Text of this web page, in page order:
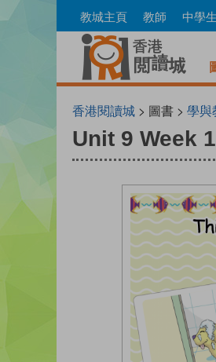
to
教城主頁 教師 中學生
香港閱讀城 > 圖書 > 學與
Unit 9 Week